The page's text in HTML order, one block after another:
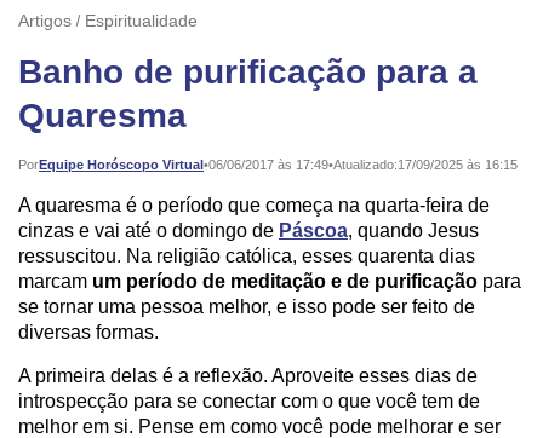
Artigos Espiritualidade
Banho de purificação para a
Quaresma
PorEquipe Horóscopo Virtual•
Publicado: 06/06/2017 às 17:49•Atualizado:17/09/2025 às 16:15
A quaresma é o período que começa na quarta-feira de
cinzas e vai até o domingo de Páscoa, quando Jesus
ressuscitou. Na religião católica, esses quarenta dias
marcam um período de meditação e de purificação para
se tornar uma pessoa melhor, e isso pode ser feito de
diversas formas.
A primeira delas é a reflexão. Aproveite esses dias de
introspecção para se conectar com o que você tem de
melhor em si. Pense em como você pode melhorar e ser